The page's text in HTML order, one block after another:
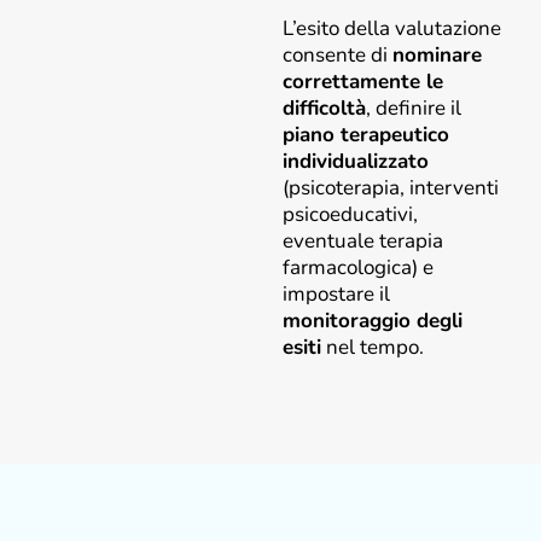
L’esito della valutazione
consente di nominare
correttamente le
difficoltà, definire il
piano terapeutico
individualizzato
(psicoterapia, interventi
psicoeducativi,
eventuale terapia
farmacologica) e
impostare il
monitoraggio degli
esiti nel tempo.